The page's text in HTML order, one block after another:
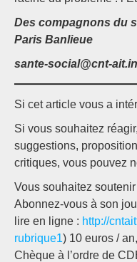
Des compagnons du
Paris Banlieue
sante-social@cnt-
Si cet article vous a
Si vous souhaitez
suggestions,
critiques, vous pouvez
Vous souhaitez
Abonnez-vous à son
lire en ligne : http://
rubrique1) 10 euros /
Chèque à l’ordre de